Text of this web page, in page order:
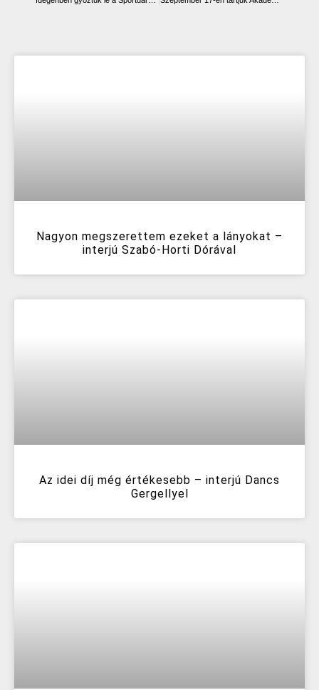
Nagyon megszerettem ezeket a lányokat –
interjú Szabó-Horti Dórával
Az idei díj még értékesebb – interjú Dancs
Gergellyel